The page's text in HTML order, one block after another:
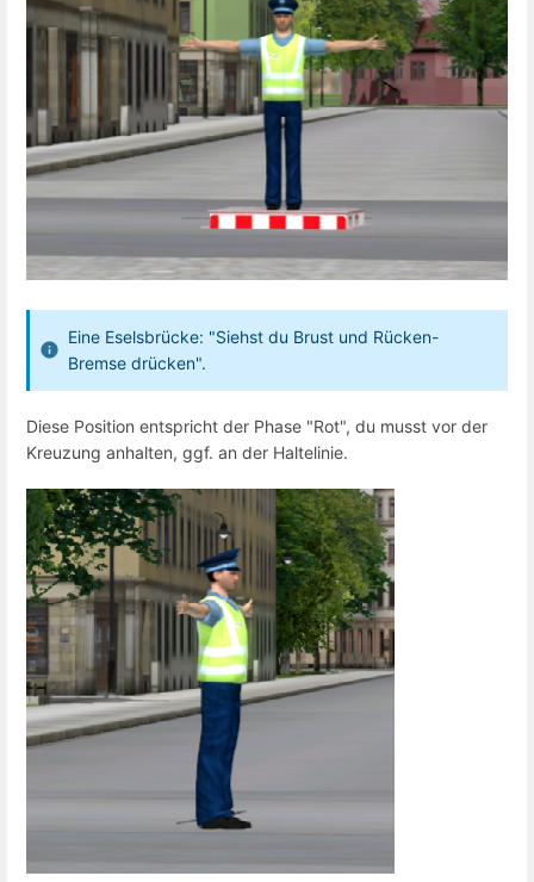
Eine Eselsbrücke: "Siehst du Brust und Rücken-
Bremse drücken".
Diese Position entspricht der Phase "Rot", du musst vor der
Kreuzung anhalten, ggf. an der Haltelinie.